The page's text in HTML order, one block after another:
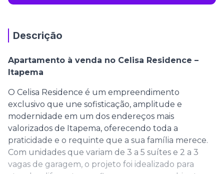
Descrição
Apartamento à venda no Celisa Residence –
Itapema
O Celisa Residence é um empreendimento
exclusivo que une sofisticação, amplitude e
modernidade em um dos endereços mais
valorizados de Itapema, oferecendo toda a
praticidade e o requinte que a sua família merece.
Com unidades que variam de 3 a 5 suítes e 2 a 3
vagas de garagem, o projeto foi idealizado para